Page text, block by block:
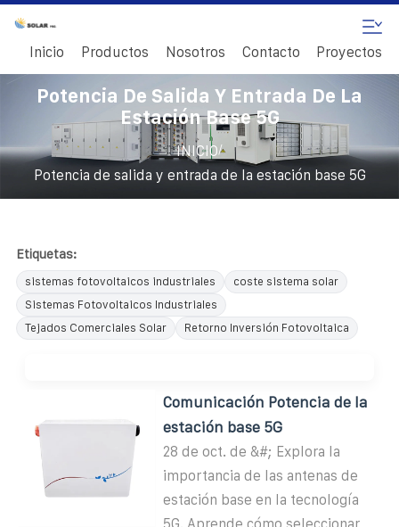
Inicio Productos Nosotros Contacto Proyectos
Potencia De Salida Y Entrada De La
Estación Base 5G
INICIO/
Potencia de salida y entrada de la estación base 5G
Etiquetas:
sistemas fotovoltaicos industriales
coste sistema solar
Sistemas Fotovoltaicos Industriales
Tejados Comerciales Solar
Retorno Inversión Fotovoltaica
Comunicación Potencia de la
estación base 5G
28 de oct. de &#; Explora la
importancia de las antenas de
estación base en la tecnología
5G. Aprende cómo seleccionar